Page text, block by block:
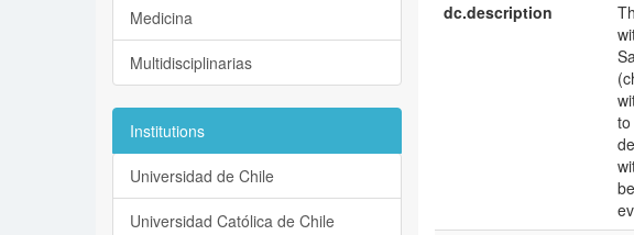
dc.description
Medicina
Multidisciplinarias
Institutions
Universidad de Chile
Universidad Católica de Chile